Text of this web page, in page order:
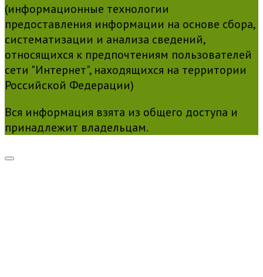
(информационные технологии
предоставления информации на основе сбора,
систематизации и анализа сведений,
относящихся к предпочтениям пользователей
сети "Интернет", находящихся на территории
Российской Федерации)
Вся информация взята из общего доступа и
принадлежит владельцам.